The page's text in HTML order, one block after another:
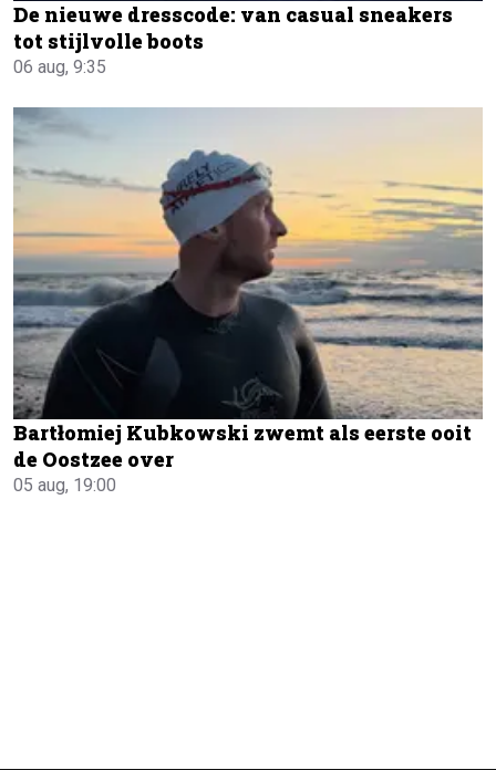
De nieuwe dresscode: van casual sneakers
tot stijlvolle boots
06 aug, 9:35
Bartłomiej Kubkowski zwemt als eerste ooit
de Oostzee over
05 aug, 19:00